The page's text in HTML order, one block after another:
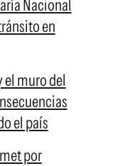
Nacional
en
el muro del
el país
por